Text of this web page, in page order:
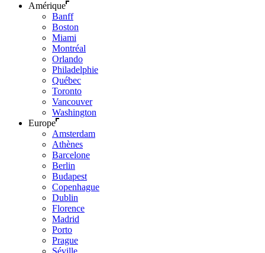
Amérique
Banff
Boston
Miami
Montréal
Orlando
Philadelphie
Québec
Toronto
Vancouver
Washington
Europe
Amsterdam
Athènes
Barcelone
Berlin
Budapest
Copenhague
Dublin
Florence
Madrid
Porto
Prague
Séville